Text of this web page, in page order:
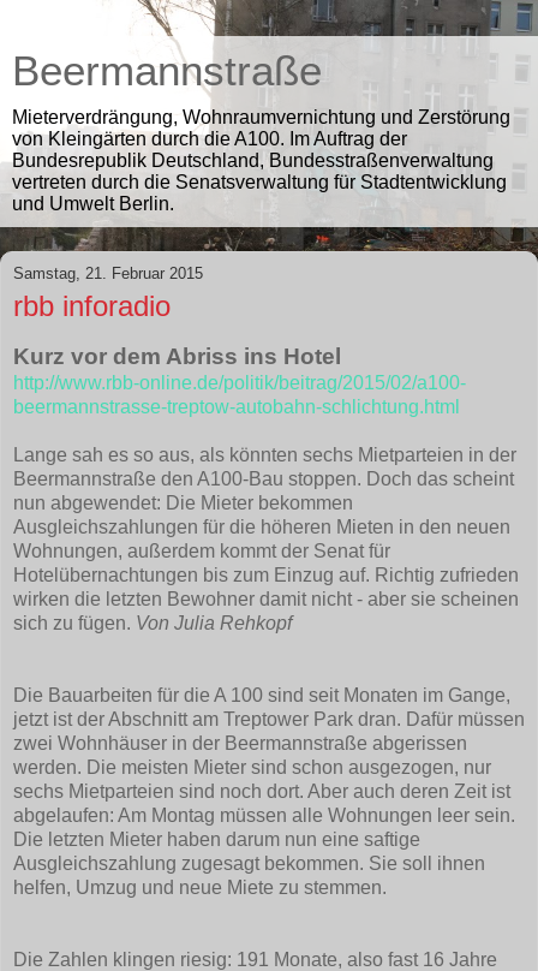
Beermannstraße
Mieterverdrängung, Wohnraumvernichtung und Zerstörung
von Kleingärten durch die A100. Im Auftrag der
Bundesrepublik Deutschland, Bundesstraßenverwaltung
vertreten durch die Senatsverwaltung für Stadtentwicklung
und Umwelt Berlin.
Samstag, 21. Februar 2015
rbb inforadio
Kurz vor dem Abriss ins Hotel
http://www.rbb-online.de/politik/beitrag/2015/02/a100-
beermannstrasse-treptow-autobahn-schlichtung.html
Lange sah es so aus, als könnten sechs Mietparteien in der
Beermannstraße den A100-Bau stoppen. Doch das scheint
nun abgewendet: Die Mieter bekommen
Ausgleichszahlungen für die höheren Mieten in den neuen
Wohnungen, außerdem kommt der Senat für
Hotelübernachtungen bis zum Einzug auf. Richtig zufrieden
wirken die letzten Bewohner damit nicht - aber sie scheinen
sich zu fügen. Von Julia Rehkopf
Die Bauarbeiten für die A 100 sind seit Monaten im Gange,
jetzt ist der Abschnitt am Treptower Park dran. Dafür müssen
zwei Wohnhäuser in der Beermannstraße abgerissen
werden. Die meisten Mieter sind schon ausgezogen, nur
sechs Mietparteien sind noch dort. Aber auch deren Zeit ist
abgelaufen: Am Montag müssen alle Wohnungen leer sein.
Die letzten Mieter haben darum nun eine saftige
Ausgleichszahlung zugesagt bekommen. Sie soll ihnen
helfen, Umzug und neue Miete zu stemmen.
Die Zahlen klingen riesig: 191 Monate, also fast 16 Jahre